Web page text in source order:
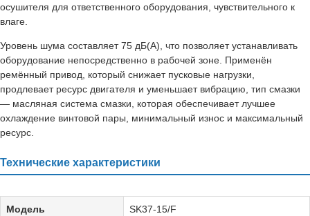
осушителя для ответственного оборудования, чувствительного к
влаге.
Уровень шума составляет 75 дБ(А), что позволяет устанавливать
оборудование непосредственно в рабочей зоне. Применён
ремённый привод, который снижает пусковые нагрузки,
продлевает ресурс двигателя и уменьшает вибрацию, тип смазки
— масляная система смазки, которая обеспечивает лучшее
охлаждение винтовой пары, минимальный износ и максимальный
ресурс.
Технические характеристики
Модель SK37-15/F